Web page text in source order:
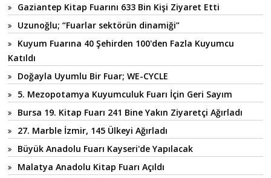
Gaziantep Kitap Fuarını 633 Bin Kişi Ziyaret Etti
Uzunoğlu; “Fuarlar sektörün dinamiği”
Kuyum Fuarına 40 Şehirden 100'den Fazla Kuyumcu
Katıldı
Doğayla Uyumlu Bir Fuar; WE-CYCLE
5. Mezopotamya Kuyumculuk Fuarı İçin Geri Sayım
Bursa 19. Kitap Fuarı 241 Bine Yakın Ziyaretçi Ağırladı
27. Marble İzmir, 145 Ülkeyi Ağırladı
Büyük Anadolu Fuarı Kayseri'de Yapılacak
Malatya Anadolu Kitap Fuarı Açıldı